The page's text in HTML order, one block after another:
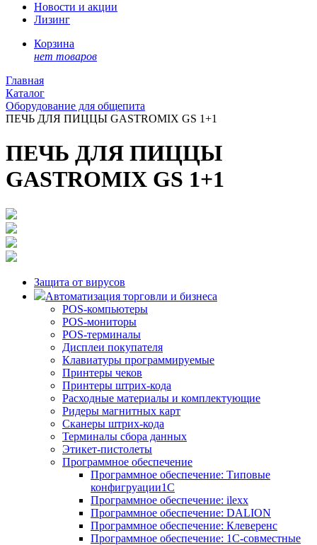
Новости и акции
Лизинг
Корзина
нет товаров
Главная
Каталог
Оборудование для общепита
ПЕЧЬ ДЛЯ ПИЦЦЫ GASTROMIX GS 1+1
ПЕЧЬ ДЛЯ ПИЦЦЫ
GASTROMIX GS 1+1
Защита от вирусов
Автоматизация торговли и бизнеса
POS-компьютеры
POS-мониторы
POS-терминалы
Дисплеи покупателя
Клавиатуры программируемые
Принтеры чеков
Принтеры штрих-кода
Расходные материалы и комплектующие
Ридеры магнитных карт
Сканеры штрих-кода
Терминалы сбора данных
Этикет-пистолеты
Программное обеспечение
Программное обеспечение: Типовые
конфигруации1С
Программное обеспечение: ilexx
Программное обеспечение: DALION
Программное обеспечение: Клеверенс
Программное обеспечение: 1С-совместные